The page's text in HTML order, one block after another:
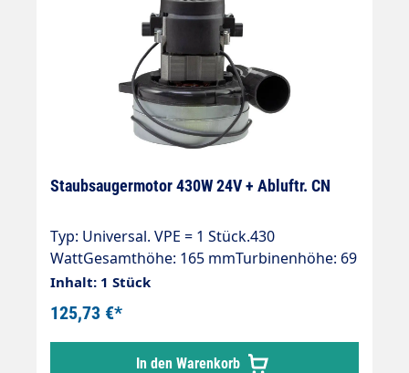
Staubsaugermotor 430W 24V + Abluftr. CN
Typ: Universal. VPE = 1 Stück.430
WattGesamthöhe: 165 mmTurbinenhöhe: 69
mmDurchmesser: 144 mm2-stufig24 VTyp;
UniversalKabeltyp vorinstalliertDoppelt
kugelgelagertDoppelte
IsolierungIsolierungsklasse "B"
Inhalt: 1 Stück
125,73 €*
In den Warenkorb